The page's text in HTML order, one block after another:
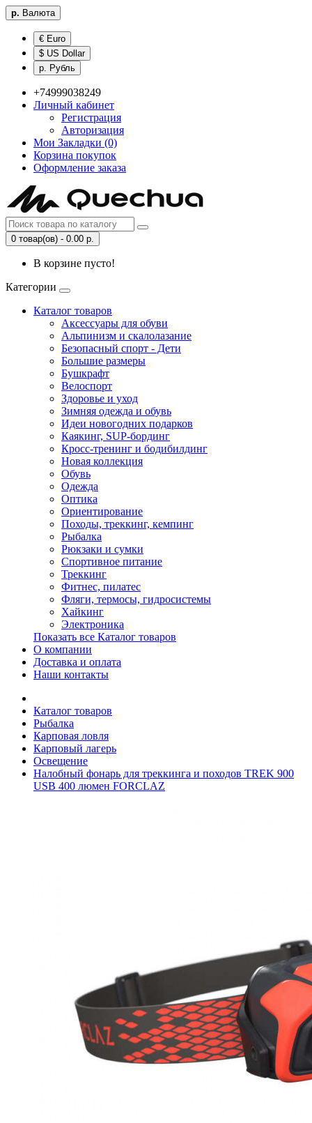
р. Валюта
€ Euro
$ US Dollar
р. Рубль
+74999038249
Личный кабинет
Регистрация
Авторизация
Мои Закладки (0)
Корзина покупок
Оформление заказа
0 товар(ов) - 0.00 р.
В корзине пусто!
Категории
Каталог товаров
Аксессуары для обуви
Альпинизм и скалолазание
Безопасный спорт - Дети
Большие размеры
Бушкрафт
Велоспорт
Здоровье и уход
Зимняя одежда и обувь
Идеи новогодних подарков
Каякинг, SUP-бординг
Кросс-тренинг и бодибилдинг
Новая коллекция
Обувь
Одежда
Оптика
Ориентирование
Походы, треккинг, кемпинг
Рыбалка
Рюкзаки и сумки
Спортивное питание
Треккинг
Фитнес, пилатес
Фляги, термосы, гидросистемы
Хайкинг
Электроника
Показать все Каталог товаров
О компании
Доставка и оплата
Наши контакты
Каталог товаров
Рыбалка
Карповая ловля
Карповый лагерь
Освещение
Налобный фонарь для треккинга и походов TREK 900
USB 400 люмен FORCLAZ